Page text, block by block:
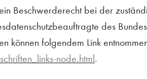
Beschwerderecht bei der
des
können folgendem Link
node.html .